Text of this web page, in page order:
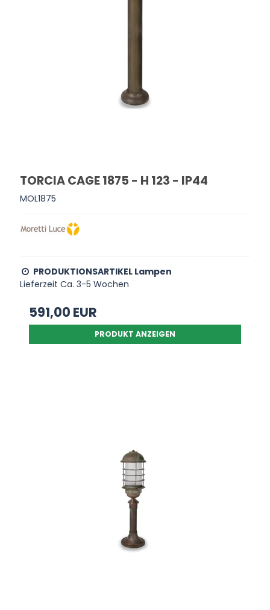
TORCIA CAGE 1875 - H 123 - IP44
MOL1875
PRODUKTIONSARTIKEL Lampen
Lieferzeit Ca. 3-5 Wochen
591,00 EUR
PRODUKT ANZEIGEN